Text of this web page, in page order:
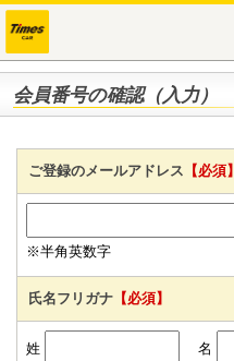
会員番号の確認（入力）
ご登録のメールアドレス 【必須】
※半角英数字
氏名フリガナ 【必須】
姓
名